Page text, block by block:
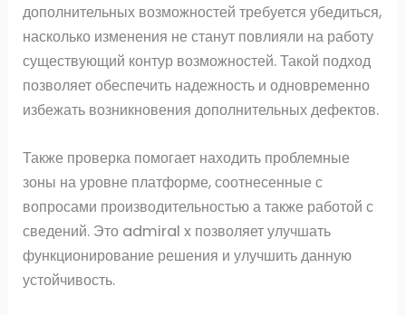
дополнительных возможностей требуется убедиться,
насколько изменения не станут повлияли на работу
существующий контур возможностей. Такой подход
позволяет обеспечить надежность и одновременно
избежать возникновения дополнительных дефектов.
Также проверка помогает находить проблемные
зоны на уровне платформе, соотнесенные с
вопросами производительностью а также работой с
сведений. Это admiral x позволяет улучшать
функционирование решения и улучшить данную
устойчивость.